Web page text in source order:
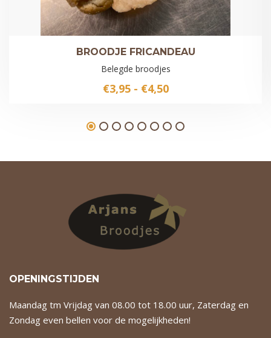
BROODJE FRICANDEAU
Belegde broodjes
€3,95 - €4,50Prijsklasse:
tot
OPENINGSTIJDEN
Maandag tm Vrijdag van 08.00 tot 18.00 uur, Zaterdag en
Zondag even bellen voor de mogelijkheden!